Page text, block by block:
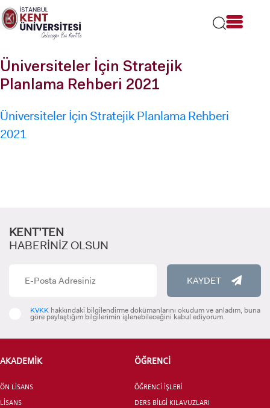
Lütfen
dikkat:
Bu
bir
erişilebilirlik
sistemi
Üniversiteler İçin Stratejik
Planlama Rehberi 2021
Üniversiteler İçin Stratejik Planlama Rehberi
2021
KENT’TEN
HABERİNİZ OLSUN
KAYDET
KVKK hakkındaki bilgilendirme dokümanlarını okudum ve anladım, buna
göre paylaştığım bilgilerimin işlenebileceğini kabul ediyorum.
AKADEMİK
ÖN LİSANS
LİSANS
ÖĞRENCİ
ÖĞRENCİ İŞLERİ
DERS BİLGİ KILAVUZLARI